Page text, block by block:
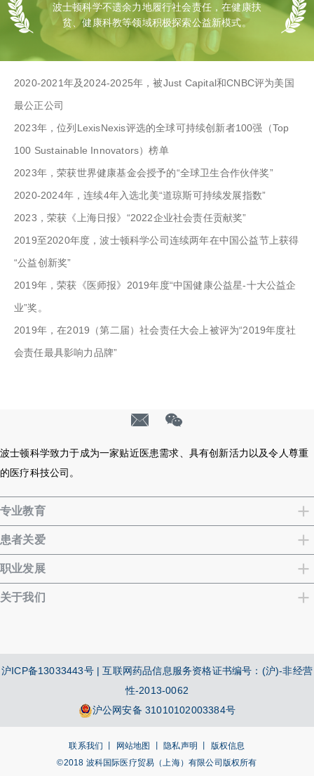
波士顿科学不遗余力地履行社会责任，在健康扶
贫、健康科教等领域积极探索公益新模式。
2020-2021年及2024-2025年，被Just Capital和CNBC评为美国
最公正公司
2023年，位列LexisNexis评选的全球可持续创新者100强（Top
100 Sustainable Innovators）榜单
2023年，荣获世界健康基金会授予的“全球卫生合作伙伴奖”
2020-2024年，连续4年入选北美“道琼斯可持续发展指数”
2023，荣获《上海日报》“2022企业社会责任贡献奖”
2019至2020年度，波士顿科学公司连续两年在中国公益节上获得
“公益创新奖”
2019年，荣获《医师报》2019年度“中国健康公益星-十大公益企
业”奖。
2019年，在2019（第二届）社会责任大会上被评为“2019年度社
会责任最具影响力品牌”
波士顿科学致力于成为一家贴近医患需求、具有创新活力以及令人尊重
的医疗科技公司。
专业教育
患者关爱
职业发展
关于我们
沪ICP备13033443号| 互联网药品信息服务资格证书编号：(沪)-非经营
性-2013-0062
沪公网安备 31010102003384号
联系我们 丨 网站地图 丨 隐私声明 丨
版权信息
©2018 波科国际医疗贸易（上海）有限公司版权所有